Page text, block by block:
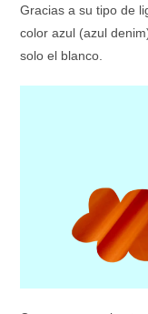
Gracias a su tipo de
color azul (azul
solo el blanco.